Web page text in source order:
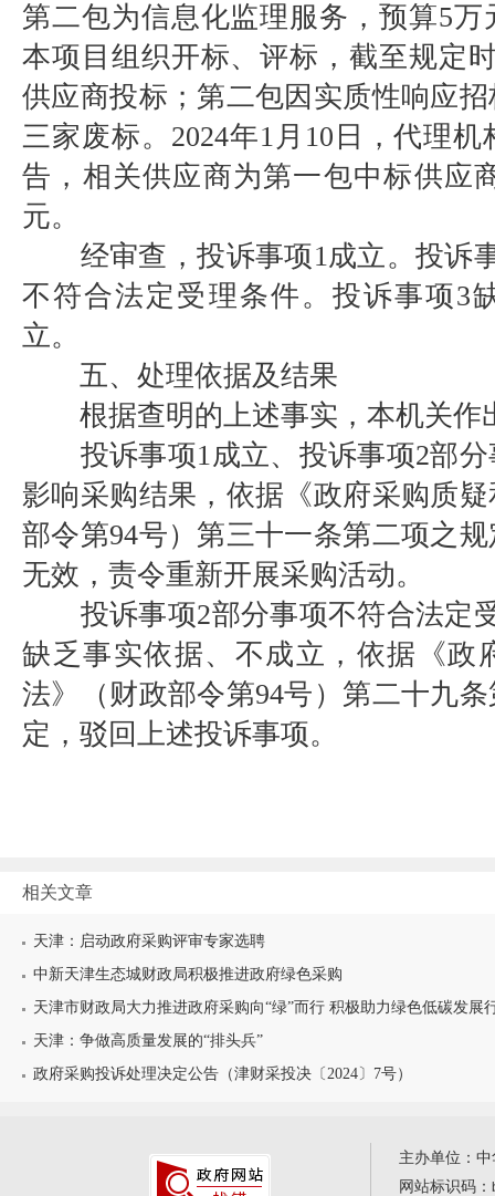
第二包为信息化监理服务，预算5万
本项目组织开标、评标，截至规定
供应商投标；第二包因实质性响应
三家废标。2024年1月10日，代理
告，相关供应商为第一包中标供应
元。
经审查，投诉事项1成立。投诉
不符合法定受理条件。投诉事项3
立。
五、处理依据及结果
根据查明的上述事实，本机关作
投诉事项1成立、投诉事项2部分
影响采购结果，依据《政府采购质
部令第94号）第三十一条第二项之
无效，责令重新开展采购活动。
投诉事项2部分事项不符合法定
缺乏事实依据、不成立，依据《政
法》（财政部令第94号）第二十九
定，驳回上述投诉事项。
相关文章
天津：启动政府采购评审专家选聘
中新天津生态城财政局积极推进政府绿色采购
天津市财政局大力推进政府采购向“绿”而行 积极助力绿色低碳发展
天津：争做高质量发展的“排头兵”
政府采购投诉处理决定公告（津财采投决〔2024〕7号）
主办单位：
网站标识码：